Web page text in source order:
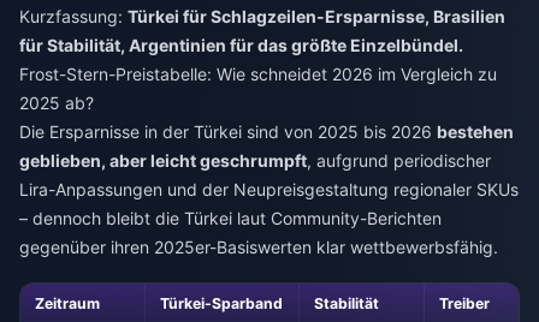
Kurzfassung: Türkei für Schlagzeilen-Ersparnisse, Brasilien
für Stabilität, Argentinien für das größte Einzelbündel.
Frost-Stern-Preistabelle: Wie schneidet 2026 im Vergleich zu
2025 ab?
Die Ersparnisse in der Türkei sind von 2025 bis 2026 bestehen
geblieben, aber leicht geschrumpft, aufgrund periodischer
Lira-Anpassungen und der Neupreisgestaltung regionaler SKUs
– dennoch bleibt die Türkei laut Community-Berichten
gegenüber ihren 2025er-Basiswerten klar wettbewerbsfähig.
Zeitraum Türkei-Sparband Stabilität Treiber